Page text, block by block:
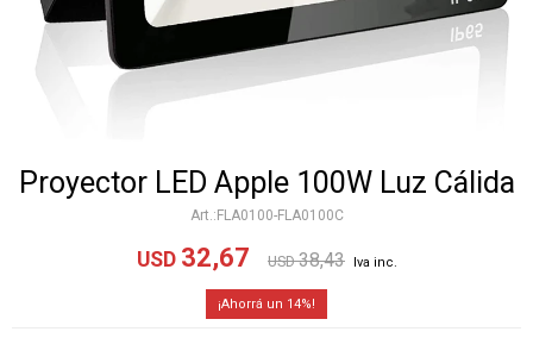
Proyector LED Apple 100W Luz Cálida
FLA0100-FLA0100C
USD 32,67 USD 38,43
14